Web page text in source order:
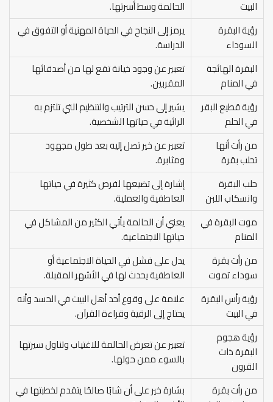
البيت
الحالمة وسط أسرتها.
رؤية البقرة
السوداء
يرمز إلى النجاح في الحياة المهنية أو التفوق في
الدراسة.
البقرة الهائجة
في المنام
تعبير عن وجود خيانة تقع لها من أصدقائها
المقربين.
رؤية قطيع البقر
في الحلم
يشير إلى حسن الترتيب والتنظيم التي تلتزم به
الرائية في حياتها الشخصية.
من رأت أنها
تحلب بقرة
تعبير عن خير تصل إليه بعد طول مجهود
ومثابرة.
حلب البقرة
وانسكاب اللبن
إشارة إلى تضيعها لفرص كثيرة في حياتها
العاطفية والعملية.
موت البقرة في
المنام
يعني أن الحالمة يأتي الكثير من المشاكل في
حياتها الاجتماعية.
من رأت بقرة
سوداء تموت
يدل على فشل في الحياة الاجتماعية أو
العاطفية يحدث لها في الأشهر المقبلة.
رؤية رأس البقرة
في البيت
علامة على وقوع أحد أهل البيت في الحسد وأنه
يحتاج إلى الرقية وقراءة القرآن.
رؤية هجوم
البقرة ذات
القرون
تعبير عن تعرض الحالمة للاغتياب وتناول سيرتها
بالسوء ممن حولها.
من رأت بقرة
بشارة خير على أن شابًا صالحًا يتقدم لخطبتها في